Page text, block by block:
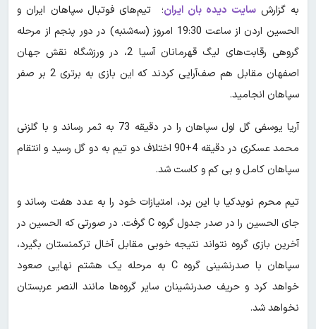
به گزارش سایت دیده بان ایران؛ تیم‌های فوتبال سپاهان ایران و
الحسین اردن از ساعت 19:30 امروز (سه‌شنبه) در دور پنجم از مرحله
گروهی رقابت‌های لیگ قهرمانان آسیا 2، در ورزشگاه نقش جهان
اصفهان مقابل هم صف‌آرایی کردند که این بازی به برتری 2 بر صفر
سپاهان انجامید.
آریا یوسفی گل اول سپاهان را در دقیقه 73 به ثمر رساند و با گلزنی
محمد عسکری در دقیقه 4+90 اختلاف دو تیم به دو گل رسید و انتقام
سپاهان کامل و بی‌ کم و کاست شد.
تیم محرم نویدکیا با این برد، امتیازات خود را به عدد هفت رساند و
جای الحسین را در صدر جدول گروه C گرفت. در صورتی که الحسین در
آخرین بازی گروه نتواند نتیجه خوبی مقابل آخال ترکمنستان بگیرد،
سپاهان با صدرنشینی گروه C به مرحله یک هشتم نهایی صعود
خواهد کرد و حریف صدرنشینان سایر گروه‌ها مانند النصر عربستان
نخواهد شد.